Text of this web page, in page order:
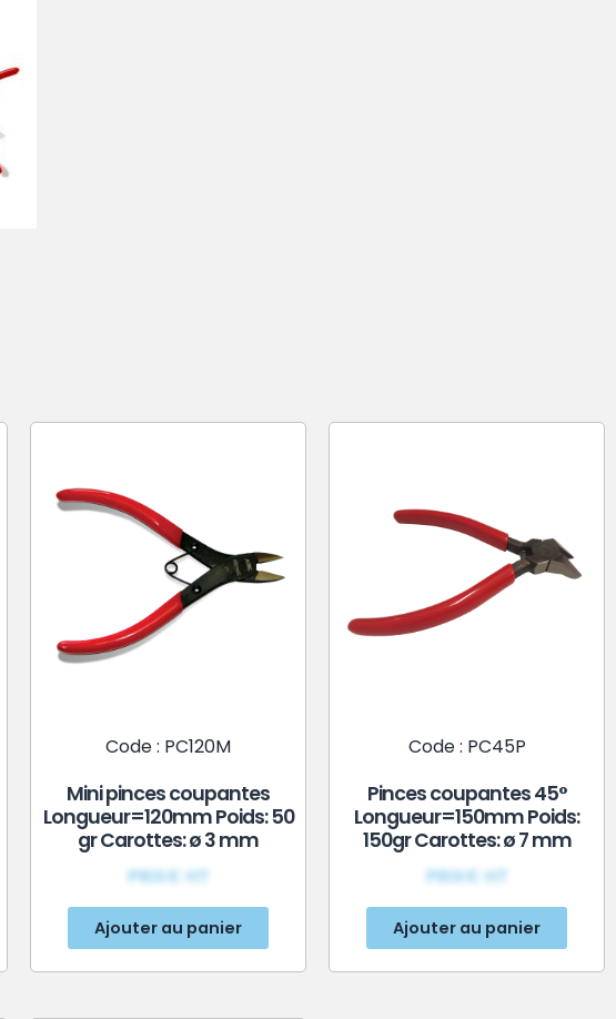
Code : PC120M
Mini pinces coupantes
Longueur=120mm Poids: 50
gr Carottes: ø 3 mm
PRIX€ HT
Ajouter au panier
Code : PC45P
Pinces coupantes 45°
Longueur=150mm Poids:
150gr Carottes: ø 7 mm
PRIX€ HT
Ajouter au panier